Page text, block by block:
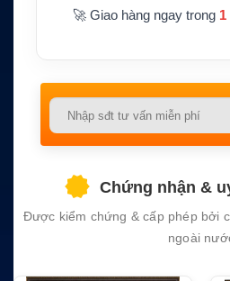
ơng mại, TV vệ
🚀 Giao hàng ngay trong
Chứng nhận &
Được kiểm chứng & cấp phép bởi
ngoài